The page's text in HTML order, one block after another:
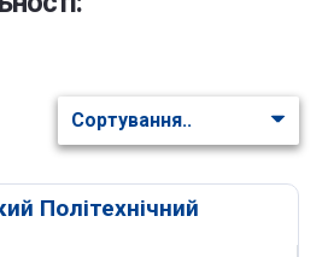
Політехнічний